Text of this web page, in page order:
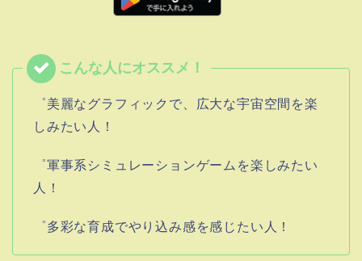
゜美麗なグラフィックで、広大な宇宙空間を楽
しみたい人！
゜軍事系シミュレーションゲームを楽しみたい
人！
゜多彩な育成でやり込み感を感じたい人！